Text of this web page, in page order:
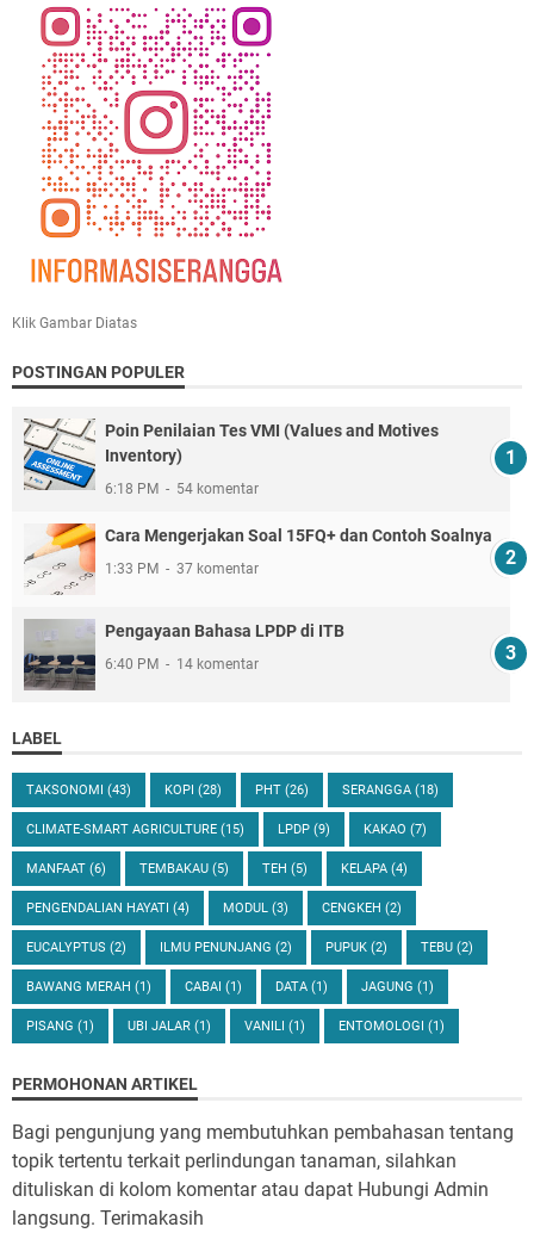
Klik Gambar Diatas
POSTINGAN POPULER
Poin Penilaian Tes VMI (Values and Motives
Inventory)
6:18 PM 54 komentar
Cara Mengerjakan Soal 15FQ+ dan Contoh Soalnya
1:33 PM 37 komentar
Pengayaan Bahasa LPDP di ITB
6:40 PM 14 komentar
LABEL
TAKSONOMI (43) KOPI (28) PHT (26) SERANGGA (18)
CLIMATE-SMART AGRICULTURE (15) LPDP (9) KAKAO (7)
MANFAAT (6) TEMBAKAU (5) TEH (5) KELAPA (4)
PENGENDALIAN HAYATI (4) MODUL (3) CENGKEH (2)
EUCALYPTUS (2) ILMU PENUNJANG (2) PUPUK (2) TEBU (2)
BAWANG MERAH (1) CABAI (1) DATA (1) JAGUNG (1)
PISANG (1) UBI JALAR (1) VANILI (1) ENTOMOLOGI (1)
PERMOHONAN ARTIKEL
Bagi pengunjung yang membutuhkan pembahasan tentang
topik tertentu terkait perlindungan tanaman, silahkan
dituliskan di kolom komentar atau dapat Hubungi Admin
langsung. Terimakasih